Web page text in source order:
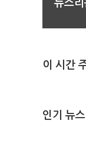
뉴스
이 시간
인기 뉴스